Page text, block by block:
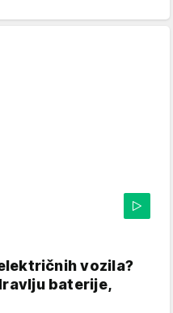
vozila?
baterije,